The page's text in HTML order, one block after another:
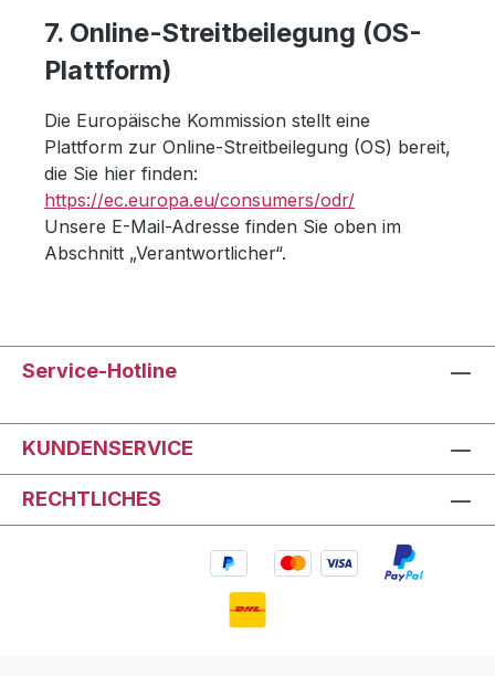
7. Online-Streitbeilegung (OS-
Plattform)
Die Europäische Kommission stellt eine
Plattform zur Online-Streitbeilegung (OS) bereit,
die Sie hier finden:
https://ec.europa.eu/consumers/odr/
Unsere E-Mail-Adresse finden Sie oben im
Abschnitt „Verantwortlicher“.
Service-Hotline
KUNDENSERVICE
RECHTLICHES